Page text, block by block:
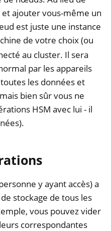
ajouter vous-même un
est juste une instance
de votre choix (ou
au cluster. Il sera
par les appareils
les données et
bien sûr vous ne
HSM avec lui - il
y ayant accès) a
stockage de tous les
vous pouvez vider
correspondantes